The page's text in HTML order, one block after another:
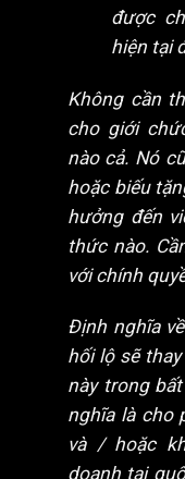
được
hiện tại
Không cần
cho giới
nào cả. Nó
hoặc biếu
hưởng đến
thức nào.
với chính
Định nghĩa
hối lộ sẽ
này trong
nghĩa là cho
và / hoặc
doanh tại